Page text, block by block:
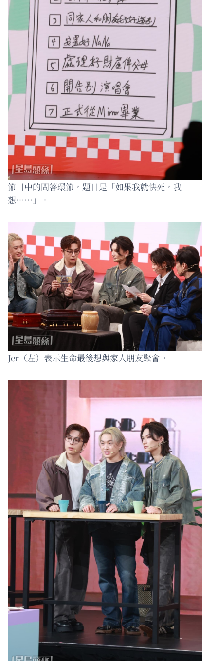
節目中的問答環節，題目是「如果我就快死，我
想……」。
Jer（左）表示生命最後想與家人朋友聚會。